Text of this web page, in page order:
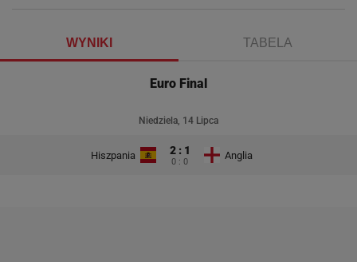
WYNIKI TABELA
Euro Final
Niedziela, 14 Lipca
Hiszpania 2 : 1
0 : 0
Anglia